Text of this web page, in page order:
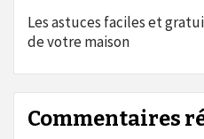
Les astuces faciles et
de votre maison
Commentaires